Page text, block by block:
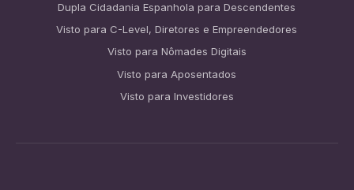
Dupla Cidadania Espanhola para Descendentes
Visto para C-Level, Diretores e Empreendedores
Visto para Nômades Digitais
Visto para Aposentados
Visto para Investidores